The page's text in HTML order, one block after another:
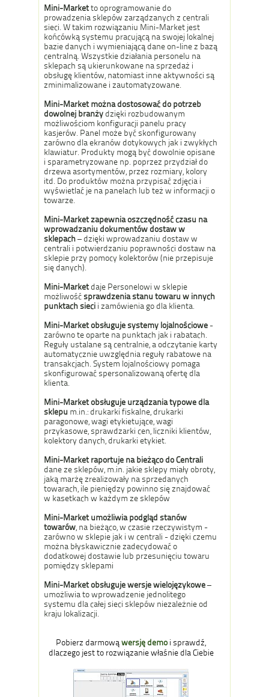
Mini-Marketto oprogramowanie do
prowadzenia sklepów zarządzanych z centrali
sieci. W takim rozwiązaniu Mini-Market jest
końcówką systemu pracującą na swojej lokalnej
bazie danych i wymieniającą dane on-line z bazą
centralną. Wszystkie działania personelu na
sklepach są ukierunkowane na sprzedaż i
obsługę klientów, natomiast inne aktywności są
zminimalizowane i zautomatyzowane.
Mini-Market można dostosować do potrzeb
dowolnej branży dzięki rozbudowanym
możliwościom konfiguracji panelu pracy
kasjerów. Panel może być skonfigurowany
zarówno dla ekranów dotykowych jak i zwykłych
klawiatur. Produkty mogą być dowolnie opisane
i sparametryzowane np. poprzez przydział do
drzewa asortymentów, przez rozmiary, kolory
itd. Do produktów można przypisać zdjęcia i
wyświetlać je na panelach lub też w informacji o
towarze.
Mini-Marketzapewnia oszczędność czasu na
wprowadzaniu dokumentów dostaw w
sklepach– dzięki wprowadzaniu dostaw w
centrali i potwierdzaniu poprawności dostaw na
sklepie przy pomocy kolektorów (nie przepisuje
się danych).
Mini-Market daje Personelowi w sklepie
możliwość sprawdzenia stanu towaru w innych
punktach sieci i zamówienia go dla klienta.
Mini-Market obsługuje systemy lojalnościowe -
zarówno te oparte na punktach jak i rabatach.
Reguły ustalane są centralnie, a odczytanie karty
automatycznie uwzględnia reguły rabatowe na
transakcjach. System lojalnościowy pomaga
skonfigurować spersonalizowaną ofertę dla
klienta.
Mini-Market obsługuje urządzania typowe dla
sklepu m.in.: drukarki fiskalne, drukarki
paragonowe, wagi etykietujące, wagi
przykasowe, sprawdzarki cen, liczniki klientów,
kolektory danych, drukarki etykiet.
Mini-Market raportuje na bieżąco do Centrali
dane ze sklepów, m.in. jakie sklepy miały obroty,
jaką marżę zrealizowały na sprzedanych
towarach, ile pieniędzy powinno się znajdować
w kasetkach w każdym ze sklepów
Mini-Market umożliwia podgląd stanów
towarów , na bieżąco, w czasie rzeczywistym -
zarówno w sklepie jak i w centrali - dzięki czemu
można błyskawicznie zadecydować o
dodatkowej dostawie lub przesunięciu towaru
pomiędzy sklepami
Mini-Market obsługuje wersje wielojęzykowe–
umożliwia to wprowadzenie jednolitego
systemu dla całej sieci sklepów niezależnie od
kraju lokalizacji.
Pobierz darmowąwersję demo i sprawdź,
dlaczego jest to rozwiązanie właśnie dla Ciebie